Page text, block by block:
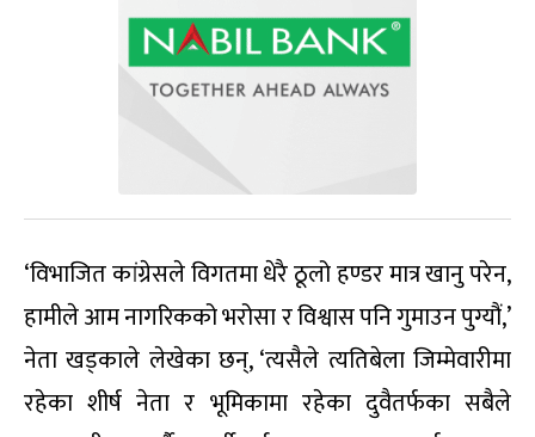
‘विभाजित कांग्रेसले विगतमा धेरै ठूलो हण्डर मात्र खानु परेन,
हामीले आम नागरिकको भरोसा र विश्वास पनि गुमाउन पुग्यौं,’
नेता खड्काले लेखेका छन्, ‘त्यसैले त्यतिबेला जिम्मेवारीमा
रहेका शीर्ष नेता र भूमिकामा रहेका दुवैतर्फका सबैले